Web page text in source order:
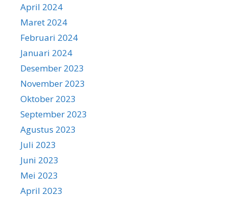
April 2024
Maret 2024
Februari 2024
Januari 2024
Desember 2023
November 2023
Oktober 2023
September 2023
Agustus 2023
Juli 2023
Juni 2023
Mei 2023
April 2023